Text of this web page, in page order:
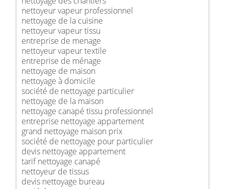
nettoyeur vapeur professionnel
nettoyage de la cuisine
nettoyeur vapeur tissu
entreprise de menage
nettoyeur vapeur textile
entreprise de ménage
nettoyage de maison
nettoyage à domicile
société de nettoyage particulier
nettoyage de la maison
nettoyage canapé tissu professionnel
entreprise nettoyage appartement
grand nettoyage maison prix
société de nettoyage pour particulier
devis nettoyage appartement
tarif nettoyage canapé
nettoyeur de tissus
devis nettoyage bureau